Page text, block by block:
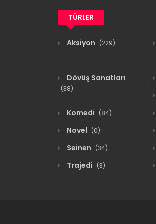
TÜRLER
Aksiyon (229)
Dövüş Sanatları
(38)
Komedi (84)
Novel (0)
Seinen (34)
Trajedi (3)